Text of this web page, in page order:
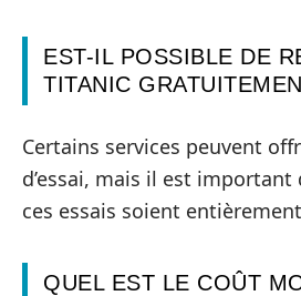
EST-IL POSSIBLE DE
TITANIC
Certains services peuvent
d’essai, mais il est important
ces essais soient
QUEL EST LE COÛT